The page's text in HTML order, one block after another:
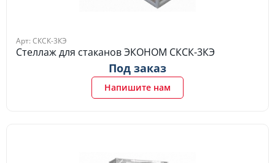
Арт: СКСК-3КЭ
Стеллаж для стаканов ЭКОНОМ СКСК-3КЭ
Под заказ
Напишите нам